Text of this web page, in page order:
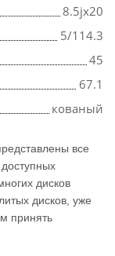
8.5jx20
5/114.3
45
67.1
кованый
все
дисков
дисков, уже
принять